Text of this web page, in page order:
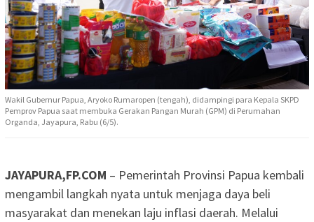
Wakil Gubernur Papua, Aryoko Rumaropen (tengah), didampingi para Kepala SKPD
Pemprov Papua saat membuka Gerakan Pangan Murah (GPM) di Perumahan
Organda, Jayapura, Rabu (6/5).
JAYAPURA,FP.COM – Pemerintah Provinsi Papua kembali
mengambil langkah nyata untuk menjaga daya beli
masyarakat dan menekan laju inflasi daerah. Melalui